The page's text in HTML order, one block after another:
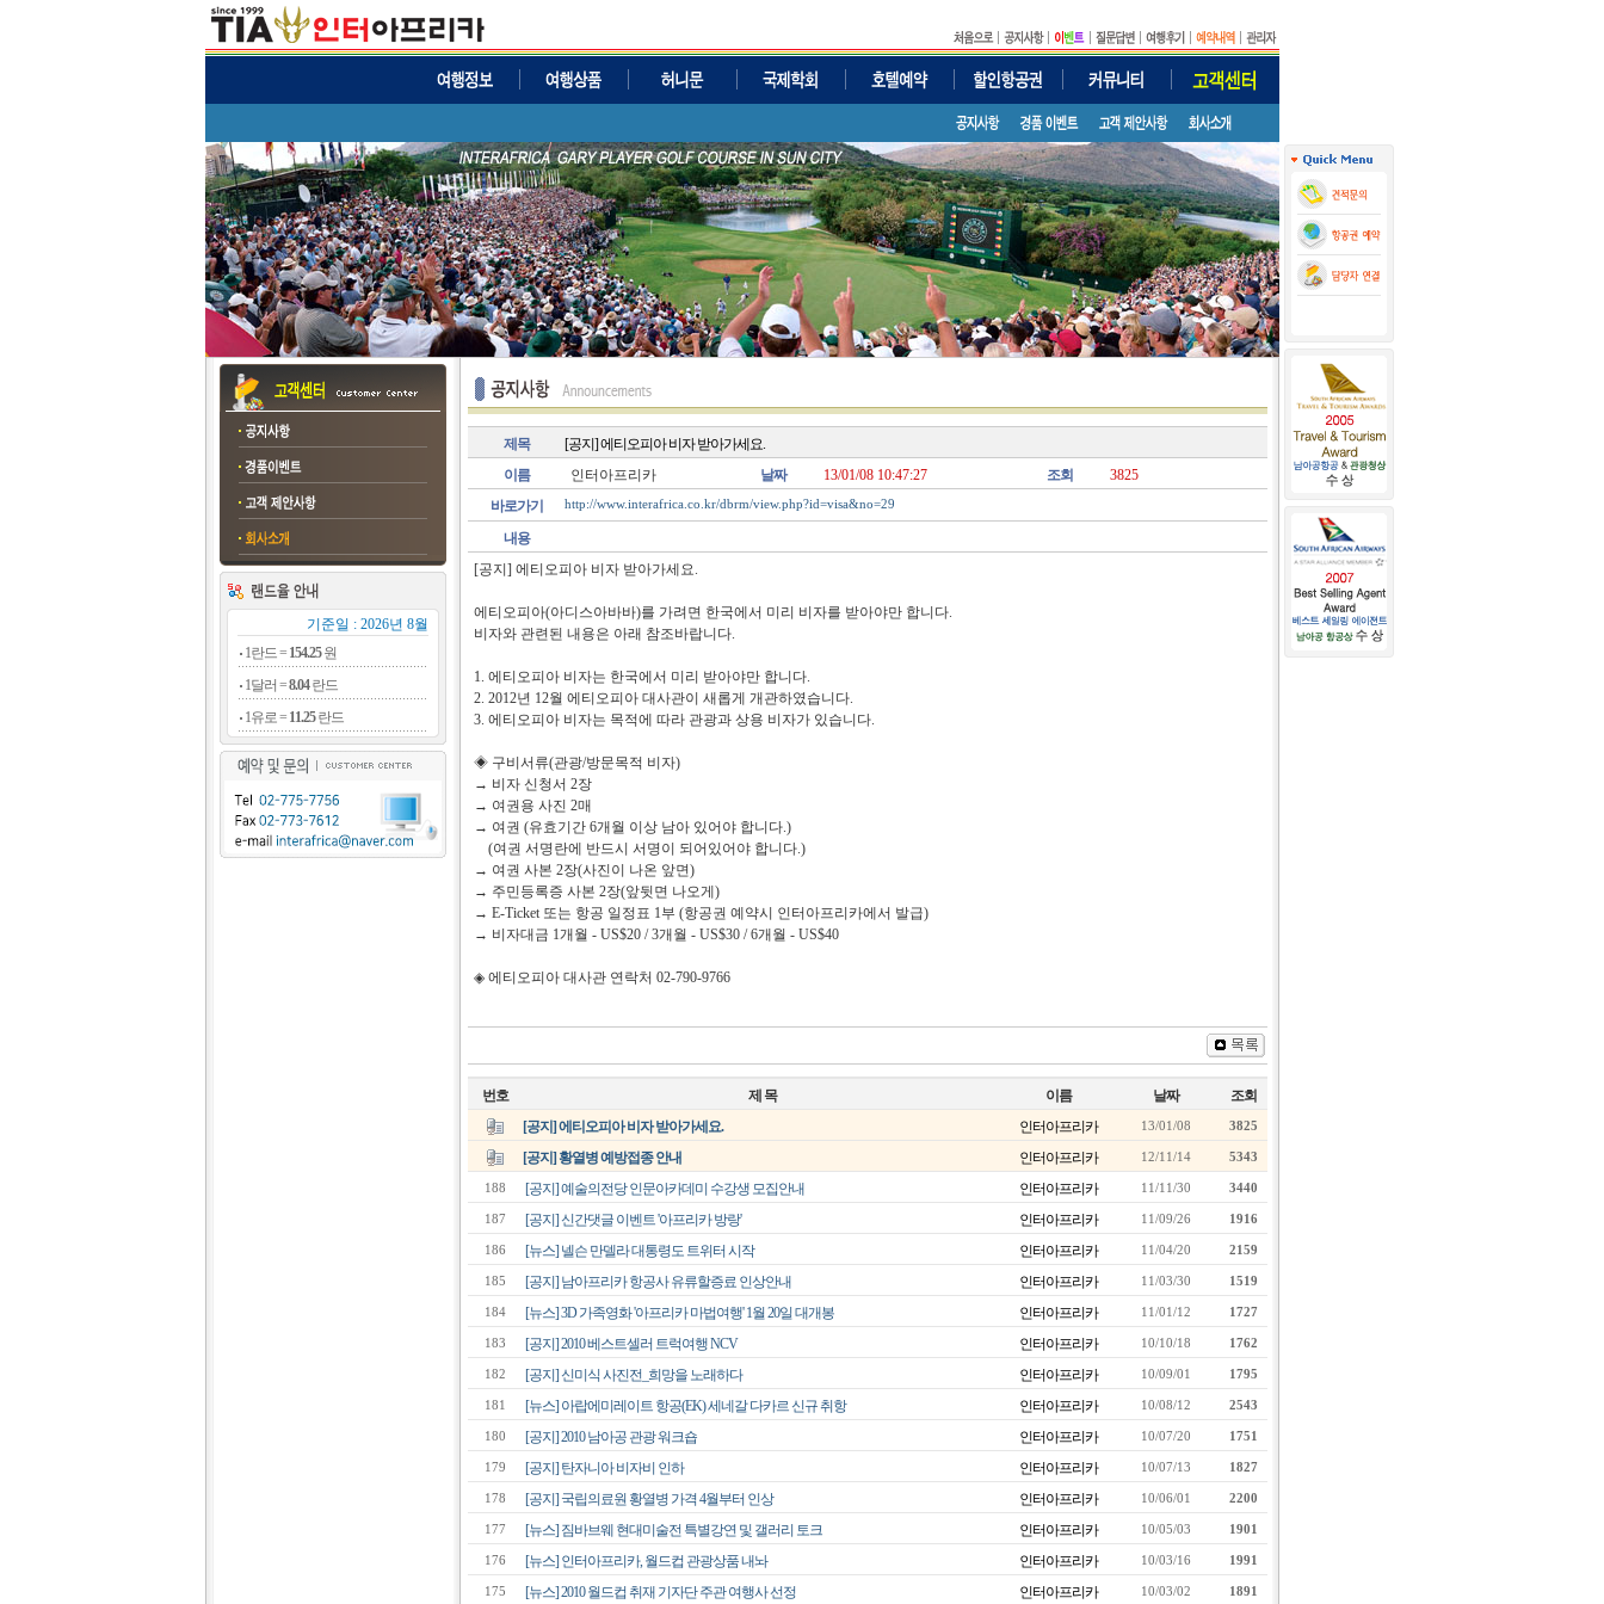
기준일 : 2026년 8월
1란드 = 154.25원
1달러 =8.04란드
1유로 = 11.25란드
제목
[공지] 에티오피아 비자 받아가세요.
이름
인터아프리카 날짜 13/01/08 10:47:27 조회
3825
바로가기
http://www.interafrica.co.kr/dbrm/view.php?id=visa&no=29
내용
[공지] 에티오피아 비자 받아가세요.
에티오피아(아디스아바바)를 가려면 한국에서 미리 비자를 받아야만 합니다.
비자와 관련된 내용은 아래 참조바랍니다.
1. 에티오피아 비자는 한국에서 미리 받아야만 합니다.
2. 2012년 12월 에티오피아 대사관이 새롭게 개관하였습니다.
3. 에티오피아 비자는 목적에 따라 관광과 상용 비자가 있습니다.
◈ 구비서류(관광/방문목적 비자)
→ 비자 신청서 2장
→ 여권용 사진 2매
→ 여권 (유효기간 6개월 이상 남아 있어야 합니다.)
(여권 서명란에 반드시 서명이 되어있어야 합니다.)
→ 여권 사본 2장(사진이 나온 앞면)
→ 주민등록증 사본 2장(앞뒷면 나오게)
→ E-Ticket 또는 항공 일정표 1부 (항공권 예약시 인터아프리카에서 발급)
→ 비자대금 1개월 - US$20 / 3개월 - US$30 / 6개월 - US$40
◈ 에티오피아 대사관 연락처 02-790-9766
번호 제 목 이름 날짜
조회
[공지] 에티오피아 비자 받아가세요.
인터아프리카 13/01/08 3825
[공지] 황열병 예방접종 안내 인터아프리카 12/11/14 5343
188 [공지] 예술의전당 인문아카데미 수강생 모집안내 인터아프리카 11/11/30 3440
187 [공지] 신간댓글 이벤트 '아프리카 방랑' 인터아프리카 11/09/26 1916
186 [뉴스] 넬슨 만델라 대통령도 트위터 시작 인터아프리카 11/04/20 2159
185 [공지] 남아프리카 항공사 유류할증료 인상안내 인터아프리카 11/03/30 1519
184 [뉴스] 3D 가족영화 '아프리카 마법여행' 1월 20일 대개봉 인터아프리카 11/01/12 1727
183 [공지] 2010 베스트셀러 트럭여행 NCV 인터아프리카 10/10/18 1762
182 [공지] 신미식 사진전_희망을 노래하다 인터아프리카 10/09/01 1795
181 [뉴스] 아랍에미레이트 항공(EK) 세네갈 다카르 신규 취항 인터아프리카 10/08/12 2543
180 [공지] 2010 남아공 관광 워크숍 인터아프리카 10/07/20 1751
179 [공지] 탄자니아 비자비 인하 인터아프리카 10/07/13 1827
178 [공지] 국립의료원 황열병 가격 4월부터 인상 인터아프리카 10/06/01 2200
177 [뉴스] 짐바브웨 현대미술전 특별강연 및 갤러리 토크 인터아프리카 10/05/03 1901
176 [뉴스] 인터아프리카, 월드컵 관광상품 내놔 인터아프리카 10/03/16 1991
175 [뉴스] 2010 월드컵 취재 기자단 주관 여행사 선정 인터아프리카 10/03/02 1891